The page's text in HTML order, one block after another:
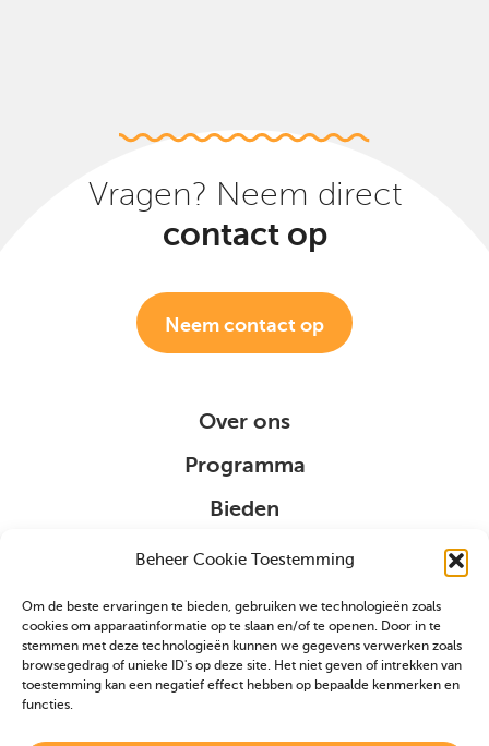
Beheer Cookie Toestemming
Om de beste ervaringen te bieden, gebruiken we technologieën zoals
cookies om apparaatinformatie op te slaan en/of te openen. Door in te
stemmen met deze technologieën kunnen we gegevens verwerken zoals
browsegedrag of unieke ID's op deze site. Het niet geven of intrekken van
toestemming kan een negatief effect hebben op bepaalde kenmerken en
functies.
Vragen? Neem direct
contact op
Neem contact op
Over ons
Programma
Bieden
Organisatie
Sponsoring
VIP